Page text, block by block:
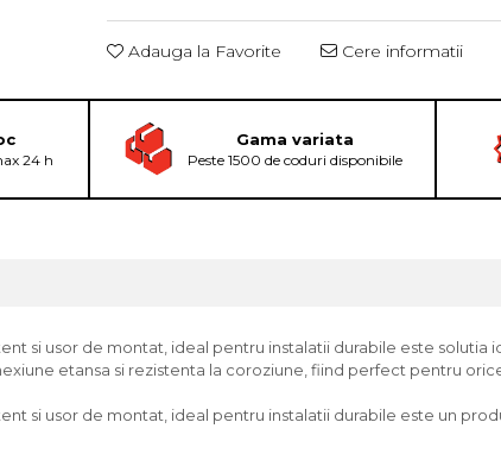
Adauga la Favorite Cere informatii
24 h
Gama variata
Peste 1500 de coduri disponibile
si usor de montat, ideal pentru instalatii durabile este solutia
etansa si rezistenta la coroziune, fiind perfect pentru
si usor de montat, ideal pentru instalatii durabile este un